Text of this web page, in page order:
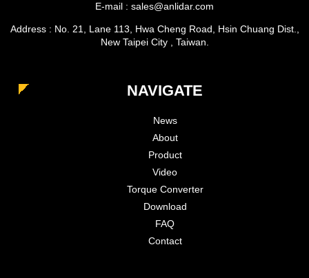
E-mail : sales@anlidar.com
Address : No. 21, Lane 113, Hwa Cheng Road, Hsin Chuang Dist.,
New Taipei City , Taiwan.
NAVIGATE
News
About
Product
Video
Torque Converter
Download
FAQ
Contact